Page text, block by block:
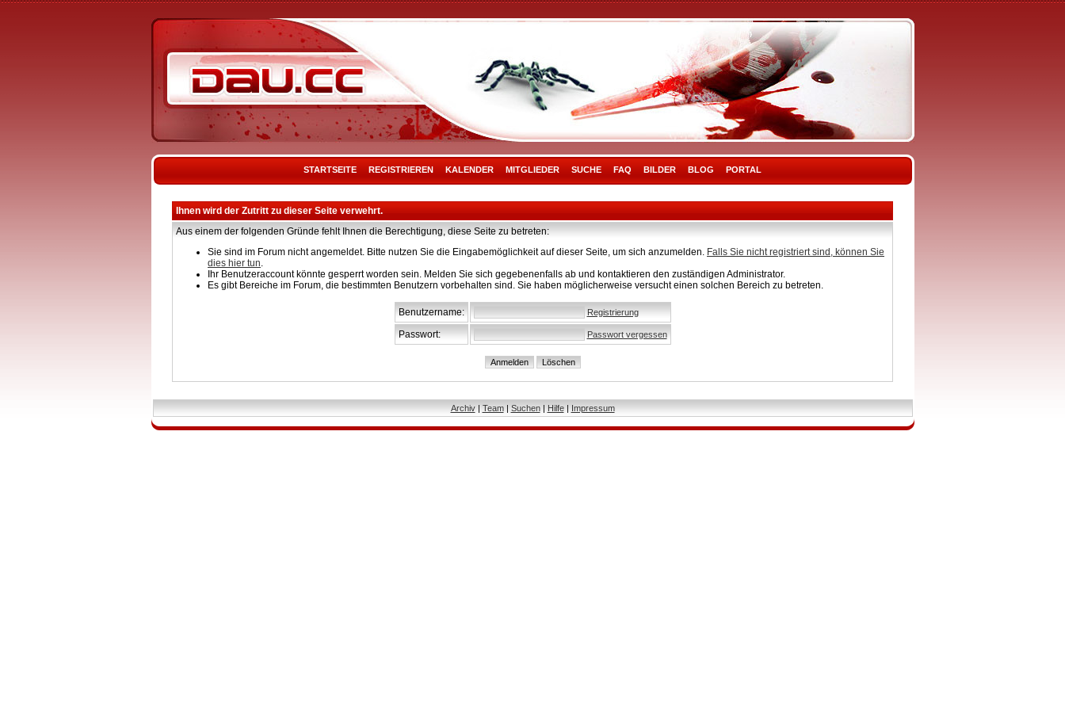
STARTSEITE REGISTRIEREN KALENDER MITGLIEDER SUCHE FAQ BILDER BLOG PORTAL
Ihnen wird der Zutritt zu dieser Seite verwehrt.
Aus einem der folgenden Gründe fehlt Ihnen die Berechtigung, diese Seite zu betreten:
Sie sind im Forum nicht angemeldet. Bitte nutzen Sie die Eingabemöglichkeit auf dieser Seite, um sich anzumelden. Falls Sie nicht registriert sind, können Sie
dies hier tun.
Ihr Benutzeraccount könnte gesperrt worden sein. Melden Sie sich gegebenenfalls ab und kontaktieren den zuständigen Administrator.
Es gibt Bereiche im Forum, die bestimmten Benutzern vorbehalten sind. Sie haben möglicherweise versucht einen solchen Bereich zu betreten.
Benutzername: Registrierung
Passwort: Passwort vergessen
Archiv| Team| Suchen| Hilfe| Impressum